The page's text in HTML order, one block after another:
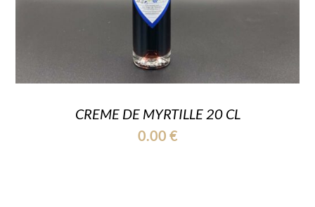
CREME DE MYRTILLE 20 CL
0.00 €